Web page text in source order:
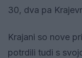
30, dva pa
Krajani so nove
potrdili tudi s